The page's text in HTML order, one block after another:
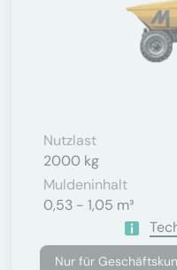
Nutzlast
2000 kg
Muldeninhalt
0,53 - 1,05 m³
Nur für